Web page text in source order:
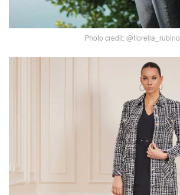
Photo credit: @fiorella_rubino